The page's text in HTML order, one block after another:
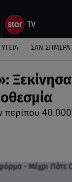
ΥΓΕΙΑ ΣΑΝ ΣΗΜΕΡΑ
40.000